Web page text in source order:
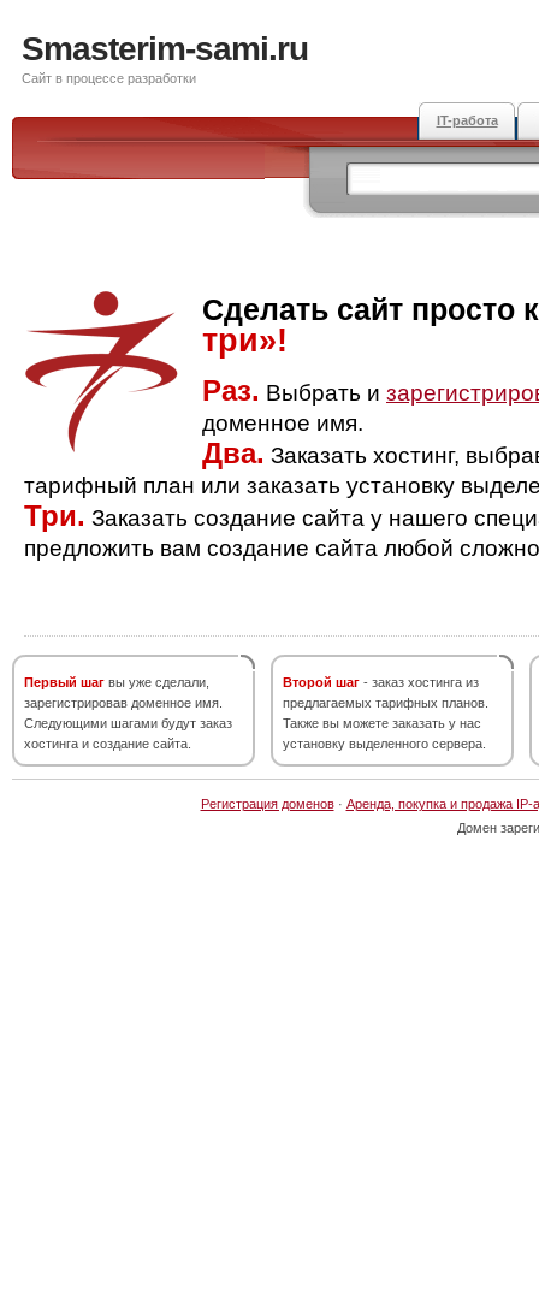
Smasterim-sami.ru
Сайт в процессе разработки
IT-работа
Сделать сайт просто
три»!
Раз. Выбрать и
доменное имя.
Два. Заказать хостинг,
тарифный план или заказать установку
Три. Заказать создание сайта у нашего
предложить вам создание сайта любой
Первый шаг вы уже сделали,
зарегистрировав доменное имя.
Следующими шагами будут заказ
хостинга и создание сайта.
Второй шаг - заказ хостинга из
предлагаемых тарифных планов.
Также вы можете заказать у нас
установку выделенного сервера.
Регистрация доменов· Аренда, покупка и продажа IP-
Домен